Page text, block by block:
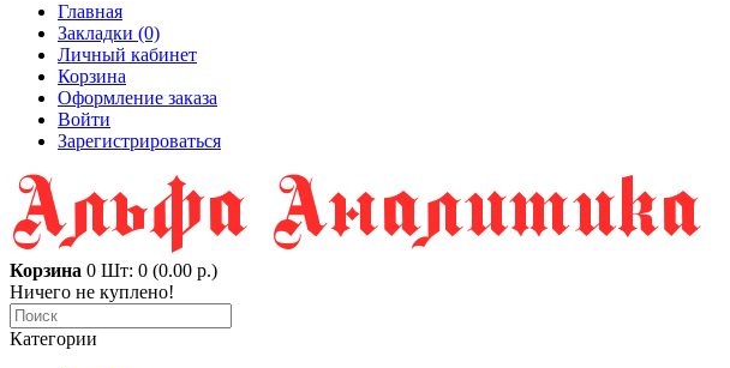
Главная
Закладки (0)
Личный кабинет
Корзина
Оформление заказа
Войти
Зарегистрироваться
Корзина 0 Шт: 0 (0.00 р.)
Ничего не куплено!
Категории